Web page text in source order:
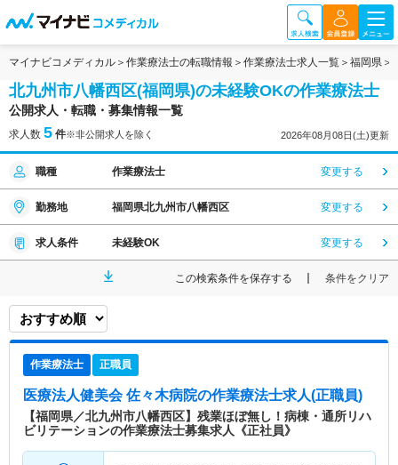
マイナビコメディカル 作業療法士の転職情報 作業療法士求人一覧 福岡県
北九州市八幡西区(福岡県)の未経験OKの作業療法士
公開求人・転職・募集情報一覧
求人数 5 件※非公開求人を除く 2026年08月08日(土)更新
職種 作業療法士 変更する
勤務地 福岡県北九州市八幡西区 変更する
求人条件 未経験OK 変更する
この検索条件を保存する 条件をクリア
作業療法士 正職員
医療法人健美会 佐々木病院の作業療法士求人(正職員)
【福岡県／北九州市八幡西区】残業ほぼ無し！病棟・通所リハ
ビリテーションの作業療法士募集求人《正社員》